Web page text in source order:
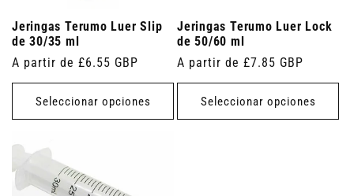
Jeringas Terumo Luer Slip
de 30/35 ml
Precio
habitual
A partir de £6.55 GBP
Seleccionar opciones
Jeringas Terumo Luer Lock
de 50/60 ml
Precio
habitual
A partir de £7.85 GBP
Seleccionar opciones